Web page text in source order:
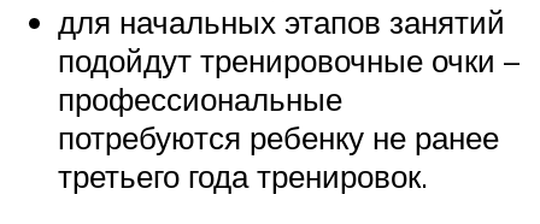
для начальных этапов занятий
подойдут тренировочные очки –
профессиональные
потребуются ребенку не ранее
третьего года тренировок.